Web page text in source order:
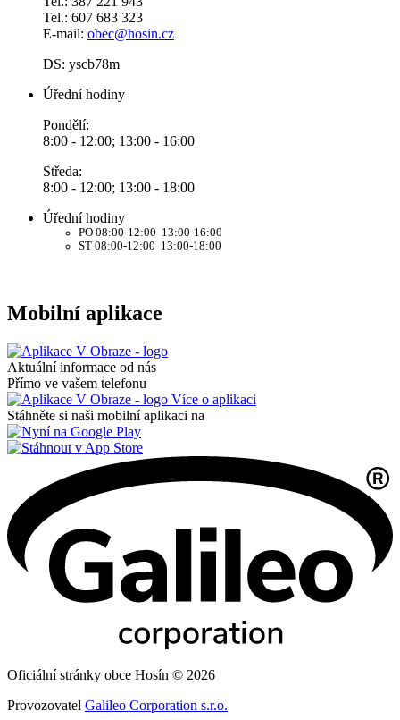
Tel.: 607 683 323
E-mail: obec@hosin.cz
DS: yscb78m
Úřední hodiny
Pondělí:
8:00 - 12:00; 13:00 - 16:00
Středa:
8:00 - 12:00; 13:00 - 18:00
Úřední hodiny
PO 08:00-12:00 13:00-16:00
ST 08:00-12:00 13:00-18:00
Mobilní aplikace
Aktuální informace od nás
Přímo ve vašem telefonu
Více o aplikaci
Stáhněte si naši mobilní aplikaci na
Oficiální stránky obce Hosín © 2026
Provozovatel Galileo Corporation s.r.o.